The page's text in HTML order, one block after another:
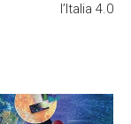
l’Italia 4.0